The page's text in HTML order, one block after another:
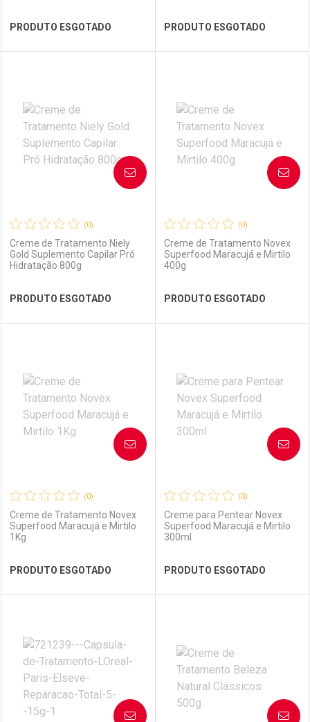
Ver Desconto Convênio Ver Desconto Convênio
PRODUTO ESGOTADO
Laboratório
Ver Desconto Convênio
Por Menos
PRODUTO ESGOTADO
Laboratório
Ver Desconto Convênio
Por Menos
(0)
Creme de Tratamento Niely
Gold Suplemento Capilar Pró
Hidratação 800g
PRODUTO ESGOTADO
AVISE-ME
Laboratório
Ver Desconto Convênio
Por Menos
(0)
Creme de Tratamento Novex
Superfood Maracujá e Mirtilo
400g
PRODUTO ESGOTADO
AVISE-ME
Laboratório
Ver Desconto Convênio
Por Menos
(0)
Creme de Tratamento Novex
Superfood Maracujá e Mirtilo
1Kg
PRODUTO ESGOTADO
AVISE-ME
Laboratório
Por Menos
(0)
Creme para Pentear Novex
Superfood Maracujá e Mirtilo
300ml
PRODUTO ESGOTADO
AVISE-ME
Laboratório
Por Menos
AVISE-ME AVISE-ME